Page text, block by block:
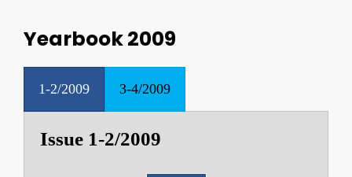
Yearbook 2009
1-2/2009 3-4/2009
Issue 1-2/2009